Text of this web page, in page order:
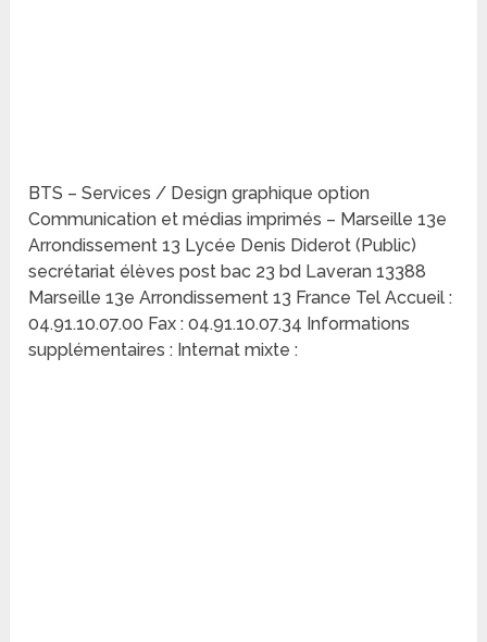
BTS – Services / Design graphique option
Communication et médias imprimés – Marseille 13e
Arrondissement 13 Lycée Denis Diderot (Public)
secrétariat élèves post bac 23 bd Laveran 13388
Marseille 13e Arrondissement 13 France Tel Accueil :
04.91.10.07.00 Fax : 04.91.10.07.34 Informations
supplémentaires : Internat mixte :